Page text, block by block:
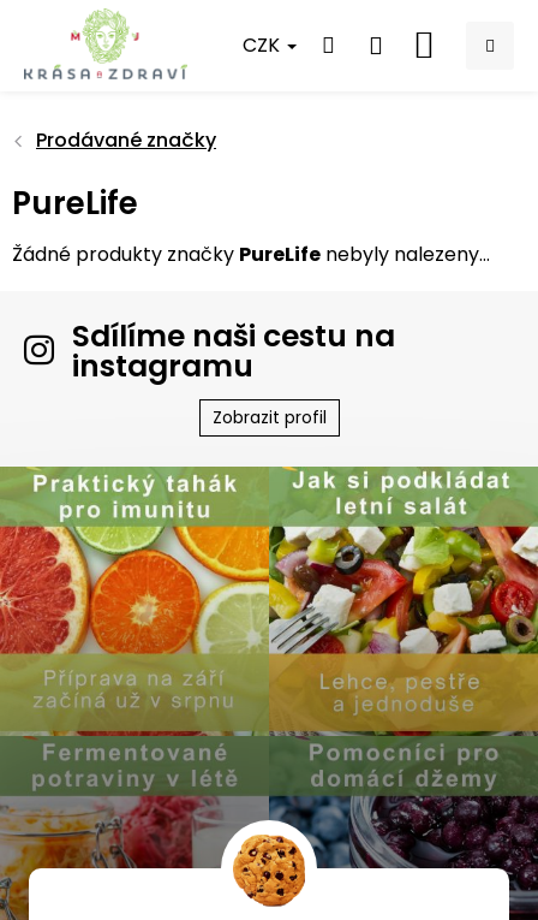
obsah
CZK
NÁKUPNÍ
Prodávané značky
PureLife
Žádné produkty značky PureLife nebyly nalezeny...
Sdílíme naši cestu na
instagramu
Zobrazit profil